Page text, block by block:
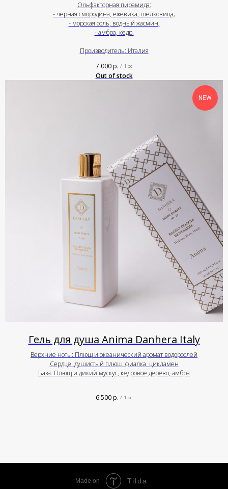
Ольфакторная пирамида:
- черная смородина, ежевика, шелковица;
- морская соль, водный жасмин;
- амбра, кедр.
Производитель: Италия
7 000р. / 1 pc
Out of stock
NEW
Гель для душа Anima Danhera Italy
Верхние ноты: Плющ и океанический аромат водорослей
Сердце: душистый плющ, фиалка, цикламен
База: Плющ и дикий мускус, кедровое дерево, амбра
6 500р. / 1 pc
Made on Tilda